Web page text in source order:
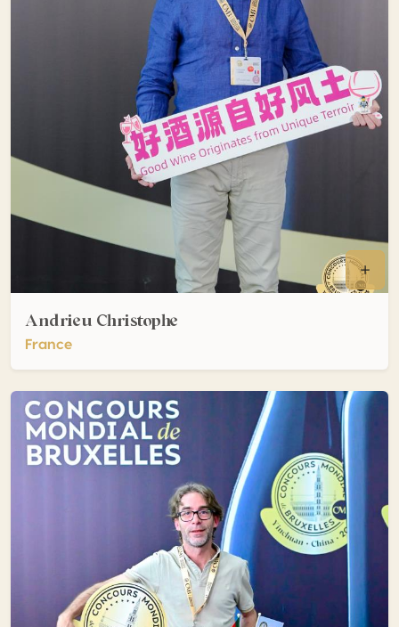
Andrieu Christophe
France